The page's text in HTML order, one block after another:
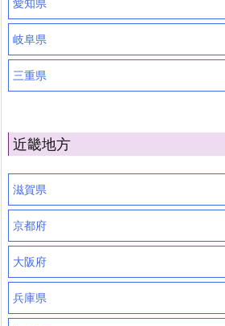
愛知県
岐阜県
三重県
近畿地方
滋賀県
京都府
大阪府
兵庫県